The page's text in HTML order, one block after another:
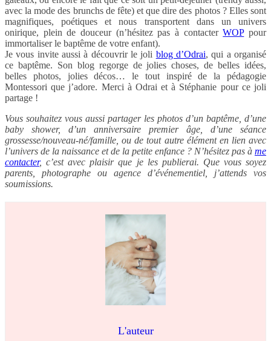
avec la mode des brunchs de fête) et que dire des photos ? Elles sont
magnifiques, poétiques et nous transportent dans un univers
onirique, plein de douceur (n’hésitez pas à contacterWOPpour
immortaliser le baptême de votre enfant).
Je vous invite aussi à découvrir le joli blog d’Odrai, qui a organisé
ce baptême. Son blog regorge de jolies choses, de belles idées,
belles photos, jolies décos… le tout inspiré de la pédagogie
Montessori que j’adore. Merci à Odrai et à Stéphanie pour ce joli
partage !
Vous souhaitez vous aussi partager les photos d’un baptême, d’une
baby shower, d’un anniversaire premier âge, d’une séance
grossesse/nouveau-né/famille, ou de tout autre élément en lien avec
l’univers de la naissance et de la petite enfance ? N’hésitez pas à me
contacter, c’est avec plaisir que je les publierai. Que vous soyez
parents, photographe ou agence d’événementiel, j’attends vos
soumissions.
L'auteur